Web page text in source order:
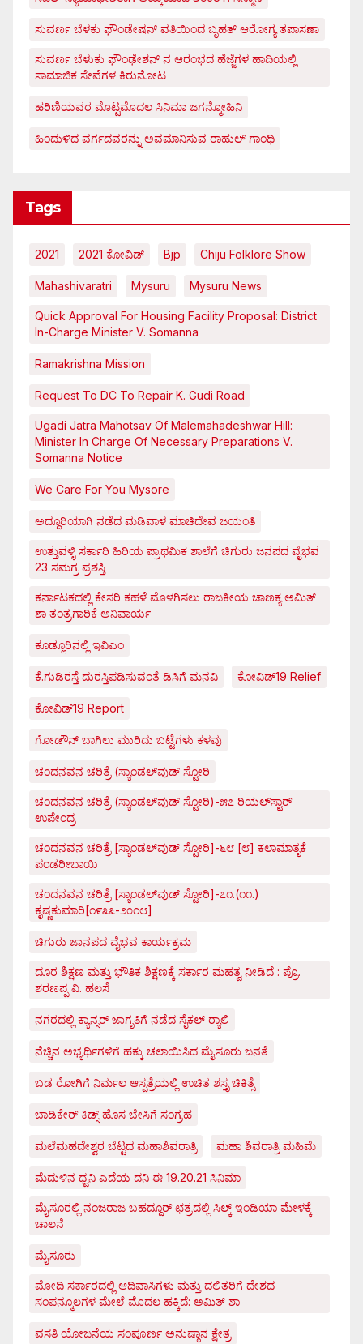
ಸುವರ್ಣ ಬೆಳಕು ಫೌಂಡೇಷನ್ ವತಿಯಿಂದ ಬೃಹತ್ ಆರೋಗ್ಯ ತಪಾಸಣಾ
ಸುವರ್ಣ ಬೆಳುಕು ಫೌಂಢೇಶನ್ ನ ಆರಂಭದ ಹೆಜ್ಜೆಗಳ ಹಾದಿಯಲ್ಲಿ
ಸಾಮಾಜಿಕ ಸೇವೆಗಳ ಕಿರುನೋಟ
ಹರಿಣಿಯವರ ಮೊಟ್ಟಮೊದಲ ಸಿನಿಮಾ ಜಗನ್ಮೋಹಿನಿ
ಹಿಂದುಳಿದ ವರ್ಗದವರನ್ನು ಅವಮಾನಿಸುವ ರಾಹುಲ್ ಗಾಂಧಿ
Tags
2021 2021 ಕೋವಿಡ್‌ Bjp Chiju Folklore Show
Mahashivaratri Mysuru Mysuru News
Quick Approval For Housing Facility Proposal: District
In-Charge Minister V. Somanna
Ramakrishna Mission
Request To DC To Repair K. Gudi Road
Ugadi Jatra Mahotsav Of Malemahadeshwar Hill:
Minister In Charge Of Necessary Preparations V.
Somanna Notice
We Care For You Mysore
ಅದ್ದೂರಿಯಾಗಿ ನಡೆದ ಮಡಿವಾಳ ಮಾಚಿದೇವ ಜಯಂತಿ
ಉತ್ತುವಳ್ಳಿ ಸರ್ಕಾರಿ ಹಿರಿಯ ಪ್ರಾಥಮಿಕ ಶಾಲೆಗೆ ಚಿಗುರು ಜನಪದ ವೈಭವ
23 ಸಮಗ್ರ ಪ್ರಶಸ್ತಿ
ಕರ್ನಾಟಕದಲ್ಲಿ ಕೇಸರಿ ಕಹಳೆ ಮೊಳಗಿಸಲು ರಾಜಕೀಯ ಚಾಣಕ್ಯ ಅಮಿತ್
ಶಾ ತಂತ್ರಗಾರಿಕೆ ಅನಿವಾರ್ಯ
ಕೂಡ್ಲೂರಿನಲ್ಲಿ ಇವಿಎಂ
ಕೆ.ಗುಡಿರಸ್ತೆ ದುರಸ್ತಿಪಡಿಸುವಂತೆ ಡಿಸಿಗೆ ಮನವಿ ಕೋವಿಡ್‌19 Relief
ಕೋವಿಡ್‌19 Report
ಗೋಡೌನ್ ಬಾಗಿಲು ಮುರಿದು ಬಟ್ಟೆಗಳು ಕಳವು
ಚಂದನವನ ಚರಿತ್ರೆ (ಸ್ಯಾಂಡಲ್‌ವುಡ್ ಸ್ಟೋರಿ
ಚಂದನವನ ಚರಿತ್ರೆ (ಸ್ಯಾಂಡಲ್‌ವುಡ್ ಸ್ಟೋರಿ)-೫೭ ರಿಯಲ್‌ಸ್ಟಾರ್
ಉಪೇಂದ್ರ
ಚಂದನವನ ಚರಿತ್ರೆ [ಸ್ಯಾಂಡಲ್‌ವುಡ್ ಸ್ಟೋರಿ]-೬೮ [೮] ಕಲಾಮಾತೃಕೆ
ಪಂಡರೀಬಾಯಿ
ಚಂದನವನ ಚರಿತ್ರೆ [ಸ್ಯಾಂಡಲ್‌ವುಡ್ ಸ್ಟೋರಿ]-೭೧.(೧೧.)
ಕೃಷ್ಣಕುಮಾರಿ[೧೯೩೩-೨೦೧೮]
ಚಿಗುರು ಜಾನಪದ ವೈಭವ ಕಾರ್ಯಕ್ರಮ
ದೂರ ಶಿಕ್ಷಣ ಮತ್ತು ಭೌತಿಕ ಶಿಕ್ಷಣಕ್ಕೆ ಸರ್ಕಾರ ಮಹತ್ವ ನೀಡಿದೆ : ಪ್ರೊ.
ಶರಣಪ್ಪ ವಿ. ಹಲಸೆ
ನಗರದಲ್ಲಿ ಕ್ಯಾನ್ಸರ್ ಜಾಗೃತಿಗೆ ನಡೆದ ಸೈಕಲ್ ರ್‍ಯಾಲಿ
ನೆಚ್ಚಿನ ಅಭ್ಯರ್ಥಿಗಳಿಗೆ ಹಕ್ಕು ಚಲಾಯಿಸಿದ ಮೈಸೂರು ಜನತೆ
ಬಡ ರೋಗಿಗೆ ನಿರ್ಮಲ ಆಸ್ಪತ್ರೆಯಲ್ಲಿ ಉಚಿತ ಶಸ್ತೃ ಚಿಕಿತ್ಸೆ
ಬಾಡಿಕೇರ್ ಕಿಡ್ಸ್ ಹೊಸ ಬೇಸಿಗೆ ಸಂಗ್ರಹ
ಮಲೆಮಹದೇಶ್ವರ ಬೆಟ್ಟದ ಮಹಾಶಿವರಾತ್ರಿ ಮಹಾ ಶಿವರಾತ್ರಿ ಮಹಿಮೆ
ಮೆದುಳಿನ ಧ್ವನಿ ಎದೆಯ ದನಿ ಈ 19.20.21 ಸಿನಿಮಾ
ಮೈಸೂರಲ್ಲಿ ನಂಜರಾಜ ಬಹದ್ದೂರ್ ಛತ್ರದಲ್ಲಿ ಸಿಲ್ಕ್ ಇಂಡಿಯಾ ಮೇಳಕ್ಕೆ
ಚಾಲನೆ
ಮೈಸೂರು
ಮೋದಿ ಸರ್ಕಾರದಲ್ಲಿ ಆದಿವಾಸಿಗಳು ಮತ್ತು ದಲಿತರಿಗೆ ದೇಶದ
ಸಂಪನ್ಮೂಲಗಳ ಮೇಲೆ ಮೊದಲ ಹಕ್ಕಿದೆ: ಅಮಿತ್ ಶಾ
ವಸತಿ ಯೋಜನೆಯ ಸಂಪೂರ್ಣ ಅನುಷ್ಠಾನ ಕ್ಷೇತ್ರ